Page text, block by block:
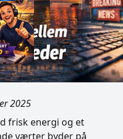
2025
frisk energi og et
værter byder på